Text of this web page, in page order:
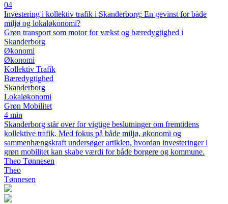
04
Investering i kollektiv trafik i Skanderborg: En gevinst for både
miljø og lokaløkonomi?
Grøn transport som motor for vækst og bæredygtighed i
Skanderborg
Økonomi
Økonomi
Kollektiv Trafik
Bæredygtighed
Skanderborg
Lokaløkonomi
Grøn Mobilitet
4 min
Skanderborg står over for vigtige beslutninger om fremtidens
kollektive trafik. Med fokus på både miljø, økonomi og
sammenhængskraft undersøger artiklen, hvordan investeringer i
grøn mobilitet kan skabe værdi for både borgere og kommune.
Theo Tønnesen
Theo
Tønnesen